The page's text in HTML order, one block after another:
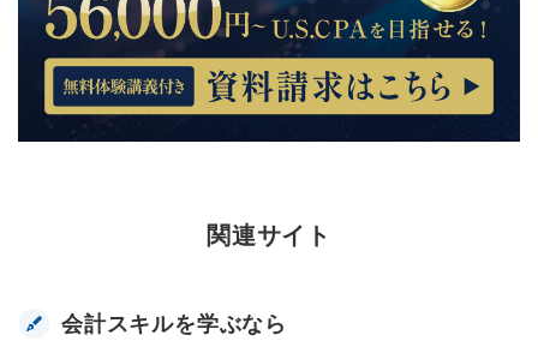
関連サイト
会計スキルを学ぶなら